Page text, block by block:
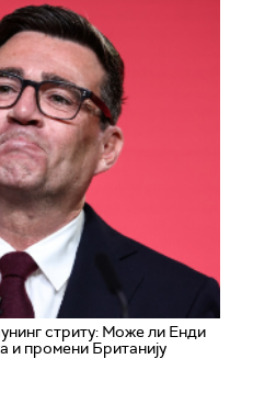
стриту: Може ли Енди
и промени Британију